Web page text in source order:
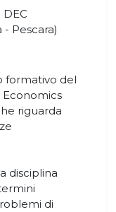
Pescara)
formativo del
Economics
riguarda
disciplina
di